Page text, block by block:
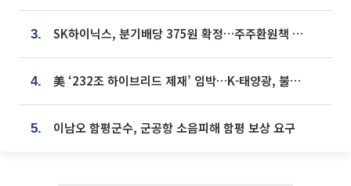
3. SK하이닉스, 분기배당 375원 확정…주주환원책 9월로 앞당겨 발표
4. 美 ‘232조 하이브리드 제재’ 임박…K-태양광, 불확실성 털고 날개 다나
5. 이남오 함평군수, 군공항 소음피해 함평 보상 요구